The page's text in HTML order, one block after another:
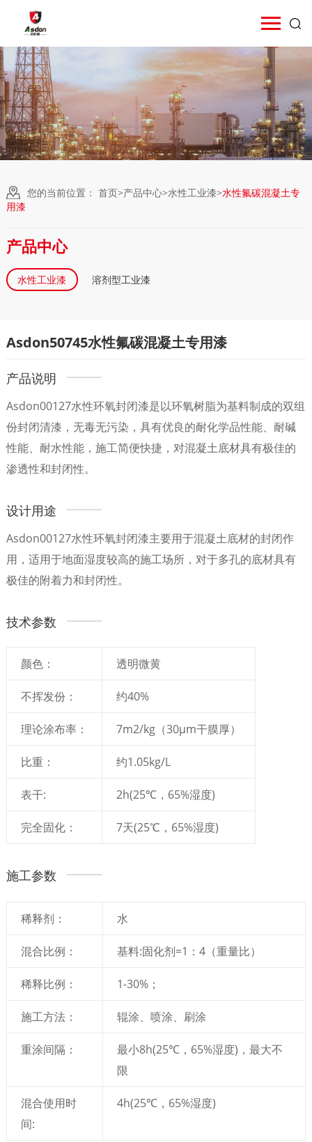
您的当前位置： 首页>产品中心>水性工业漆>水性氟碳混凝土专
用漆
产品中心
水性工业漆 溶剂型工业漆
Asdon50745水性氟碳混凝土专用漆
产品说明
Asdon00127水性环氧封闭漆是以环氧树脂为基料制成的双组
份封闭清漆，无毒无污染，具有优良的耐化学品性能、耐碱
性能、耐水性能，施工简便快捷，对混凝土底材具有极佳的
渗透性和封闭性。
设计用途
Asdon00127水性环氧封闭漆主要用于混凝土底材的封闭作
用，适用于地面湿度较高的施工场所，对于多孔的底材具有
极佳的附着力和封闭性。
技术参数
颜色： 透明微黄
不挥发份： 约40%
理论涂布率： 7m2/kg（30μm干膜厚）
比重： 约1.05kg/L
表干: 2h(25℃，65%湿度)
完全固化： 7天(25℃，65%湿度)
施工参数
稀释剂： 水
混合比例： 基料:固化剂=1：4（重量比）
稀释比例： 1-30%；
施工方法： 辊涂、喷涂、刷涂
重涂间隔：
最小8h(25℃，65%湿度)，最大不
限
混合使用时
间:
4h(25℃，65%湿度)